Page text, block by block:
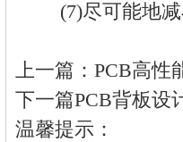
(7)尽可能地减
上一篇： PCB高性
下一篇PCB背板设
温馨提示：